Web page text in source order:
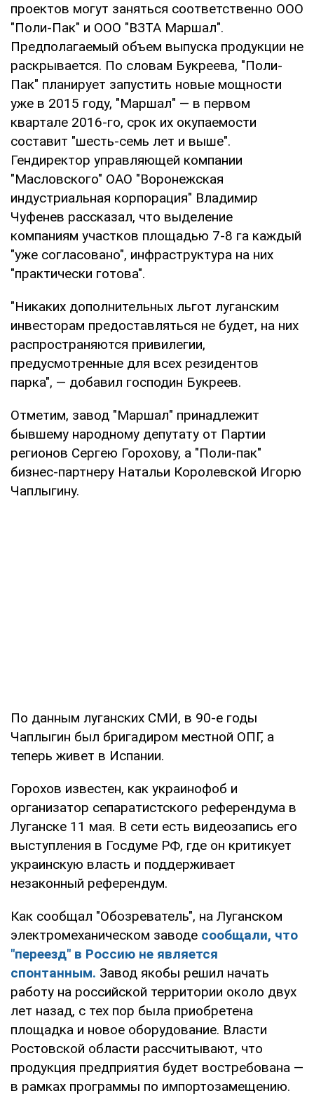
проектов могут заняться соответственно ООО
"Поли-Пак" и ООО "ВЗТА Маршал".
Предполагаемый объем выпуска продукции не
раскрывается. По словам Букреева, "Поли-
Пак" планирует запустить новые мощности
уже в 2015 году, "Маршал" — в первом
квартале 2016-го, срок их окупаемости
составит "шесть-семь лет и выше".
Гендиректор управляющей компании
"Масловского" ОАО "Воронежская
индустриальная корпорация" Владимир
Чуфенев рассказал, что выделение
компаниям участков площадью 7-8 га каждый
"уже согласовано", инфраструктура на них
"практически готова".
"Никаких дополнительных льгот луганским
инвесторам предоставляться не будет, на них
распространяются привилегии,
предусмотренные для всех резидентов
парка", — добавил господин Букреев.
Отметим, завод "Маршал" принадлежит
бывшему народному депутату от Партии
регионов Сергею Горохову, а "Поли-пак"
бизнес-партнеру Натальи Королевской Игорю
Чаплыгину.
По данным луганских СМИ, в 90-е годы
Чаплыгин был бригадиром местной ОПГ, а
теперь живет в Испании.
Горохов известен, как украинофоб и
организатор сепаратистского референдума в
Луганске 11 мая. В сети есть видеозапись его
выступления в Госдуме РФ, где он критикует
украинскую власть и поддерживает
незаконный референдум.
Как сообщал "Обозреватель", на Луганском
электромеханическом заводе сообщали, что
"переезд" в Россию не является
спонтанным. Завод якобы решил начать
работу на российской территории около двух
лет назад, с тех пор была приобретена
площадка и новое оборудование. Власти
Ростовской области рассчитывают, что
продукция предприятия будет востребована —
в рамках программы по импортозамещению.